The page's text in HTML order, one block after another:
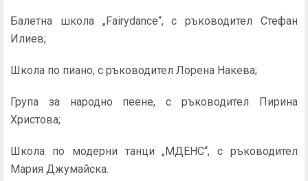
Балетна школа „Fairydance“, с ръководител Стефан
Илиев;
Школа по пиано, с ръководител Лорена Накева;
Група за народно пеене, с ръководител Пирина
Христова;
Школа по модерни танци „МДЕНС“, с ръководител
Мария Джумайска.